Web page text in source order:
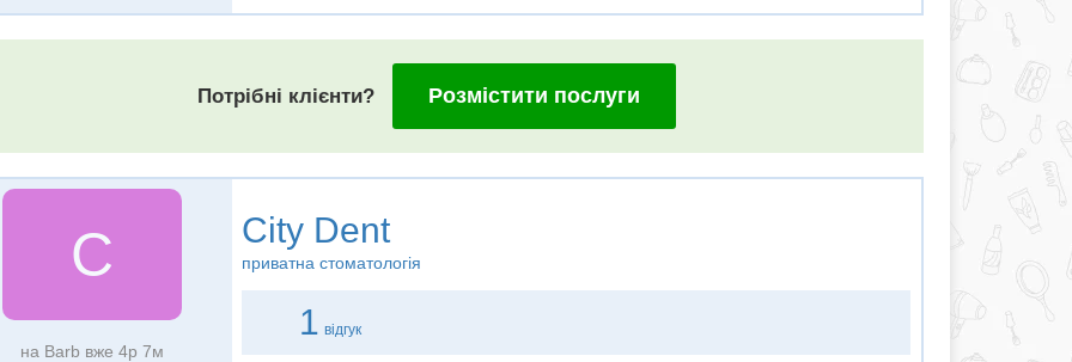
Потрібні клієнти? Розмістити послуги
C
на Barb вже 4р 7м
City Dent
приватна стоматологія
1 відгук